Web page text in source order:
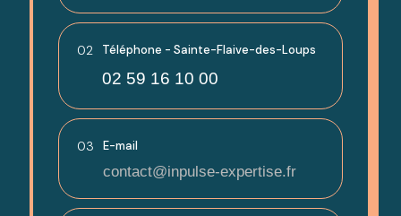
02 Téléphone - Sainte-Flaive-des-Loups
02 59 16 10 00
03 E-mail
contact@inpulse-expertise.fr